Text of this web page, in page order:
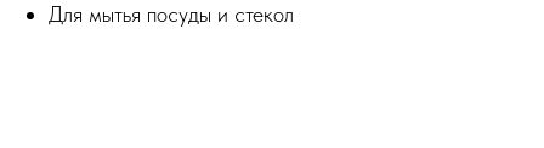
Для мытья посуды и стекол